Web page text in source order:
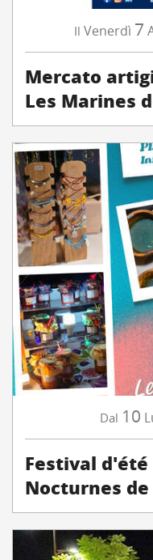
Il Venerdì 7
Mercato
Les Marines
Dal 10
Festival d'été
Nocturnes de